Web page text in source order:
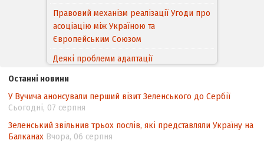
Правовий механізм реалізації Угоди про
асоціацію між Україною та
Європейським Cоюзом
Деякі проблеми адаптації
походження товарів відповідно до
Угоди про торговельні аспекти прав
інтелектуальної власності (TRIPS) у
контексті євроінтеграції
Аналіз виборчого законодавства щодо
Останні новини
У Вучича анонсували перший візит Зеленського до Сербії
Сьогодні, 07 серпня
Зеленський звільнив трьох послів, які представляли Україну на
Балканах Вчора, 06 серпня